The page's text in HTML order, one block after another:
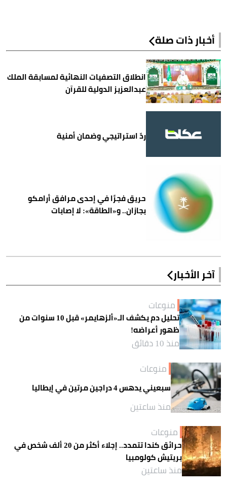
أخبار ذات صلة
انطلاق التصفيات النهائية لمسابقة الملك
عبدالعزيز الدولية للقرآن
ردّ استراتيجي وضمان أمنية
حريق فجرًا في إحدى مرافق أرامكو
بجازان.. و«الطاقة»: لا إصابات
آخر الأخبار
منوعات
تحليل دم يكشف الـ«ألزهايمر» قبل 10 سنوات من
ظهور أعراضه!
منذ 10 دقائق
منوعات
سبعيني يدهس 4 دراجين مرتين في إيطاليا
منذ ساعتين
منوعات
حرائق كندا تتمدد.. إجلاء أكثر من 20 ألف شخص في
بريتيش كولومبيا
منذ ساعتين